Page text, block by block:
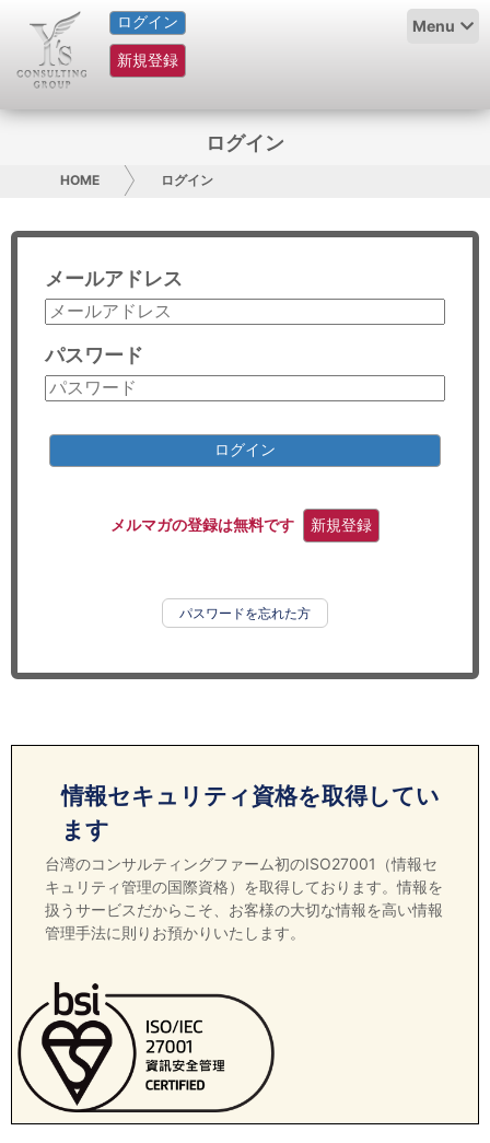
ログイン
新規登録
Menu
HOME
サービス紹介
グループ概要
採用情報
お問い合わせ
コンサルティング
リサーチ
ログイン
HOME ログイン
メールアドレス
パスワード
ログイン
メルマガの登録は無料です 新規登録
パスワードを忘れた方
情報セキュリティ資格を取得してい
ます
台湾のコンサルティングファーム初のISO27001（情報セ
キュリティ管理の国際資格）を取得しております。情報を
扱うサービスだからこそ、お客様の大切な情報を高い情報
管理手法に則りお預かりいたします。